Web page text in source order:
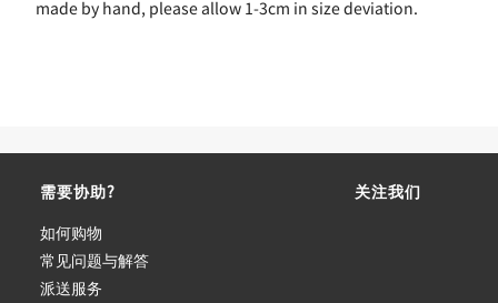
made by hand, please allow 1-3cm in size deviation.
需要协助?
如何购物
常见问题与解答
派送服务
关注我们